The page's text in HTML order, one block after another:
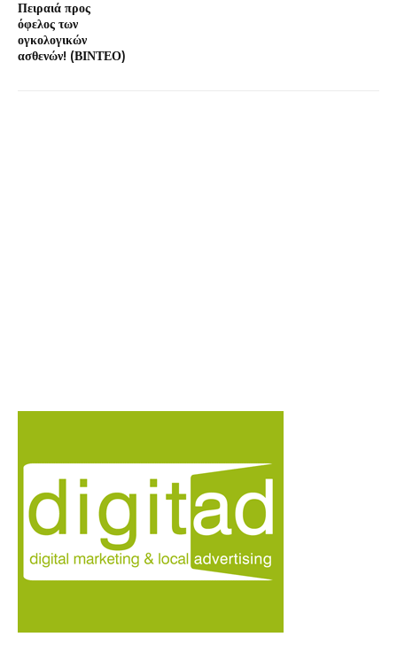
Πειραιά προς
όφελος των
ογκολογικών
ασθενών! (ΒΙΝΤΕΟ)